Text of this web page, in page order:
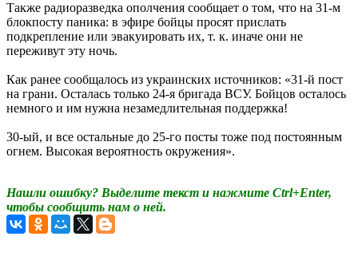
Также радиоразведка ополчения сообщает о том, что на 31-м
блокпосту паника: в эфире бойцы просят прислать
подкрепление или эвакуировать их, т. к. иначе они не
переживут эту ночь.
Как ранее сообщалось из украинских источников: «31-й пост
на грани. Осталась только 24-я бригада ВСУ. Бойцов осталось
немного и им нужна незамедлительная поддержка!
30-ый, и все остальные до 25-го посты тоже под постоянным
огнем. Высокая вероятность окружения».
Нашли ошибку? Выделите текст и нажмите Ctrl+Enter,
чтобы сообщить нам о ней.